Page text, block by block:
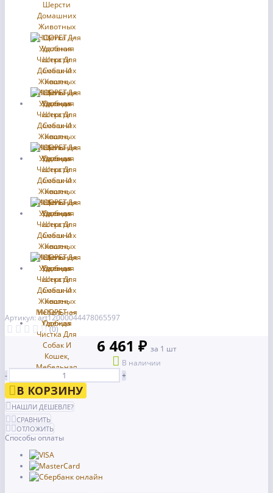
Артикул: art12000044478065597
(0)
6 461 ₽ за 1 шт
В наличии
-
+
В КОРЗИНУ
НАШЛИ ДЕШЕВЛЕ?
СРАВНИТЬ
ОТЛОЖИТЬ
Способы оплаты